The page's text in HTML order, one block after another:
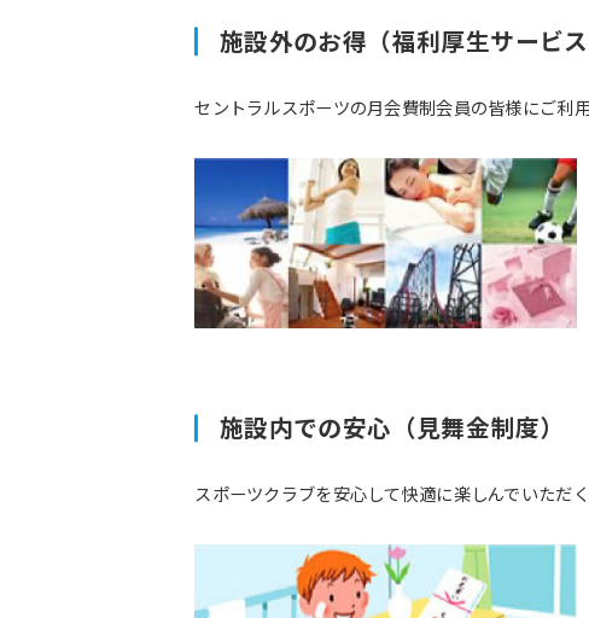
施設外のお得（福利厚生サービス
セントラルスポーツの月会費制会員の皆様にご利
施設内での安心（見舞金制度）
スポーツクラブを安心して快適に楽しんでいただ